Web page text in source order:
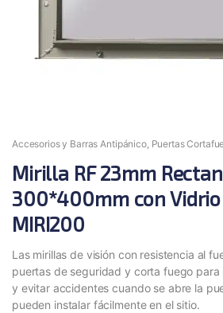
Accesorios y Barras Antipánico, Puertas
Mirilla RF 23mm
300*400mm con Vidrio
MIRI200
Las mirillas de visión con resistencia al
puertas de seguridad y corta fuego
y evitar accidentes cuando se abre la
pueden instalar fácilmente en el sitio.